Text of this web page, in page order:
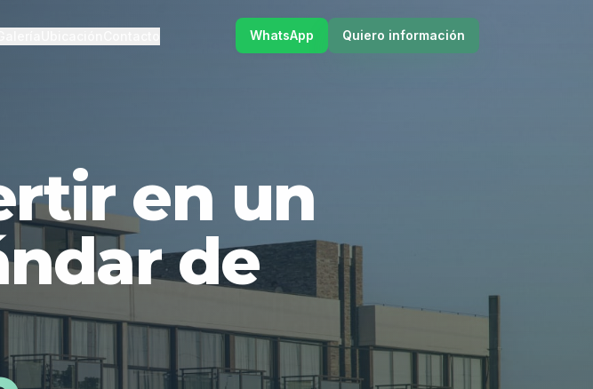
WhatsApp Quiero información
en un
de